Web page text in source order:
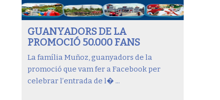
GUANYADORS DE LA
PROMOCIÓ 50.000 FANS
La família Muñoz, guanyadors de la
promoció que vam fer a Facebook per
celebrar l’entrada de l� ...